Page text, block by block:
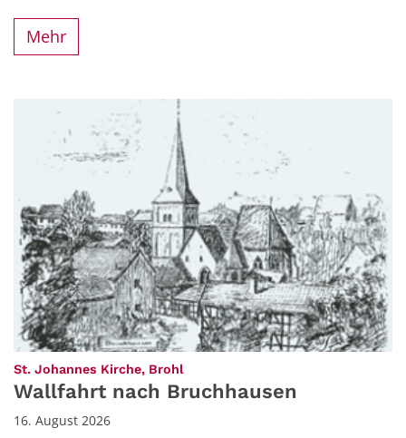
Mehr
St. Johannes Kirche, Brohl
Wallfahrt nach Bruchhausen
16. August 2026